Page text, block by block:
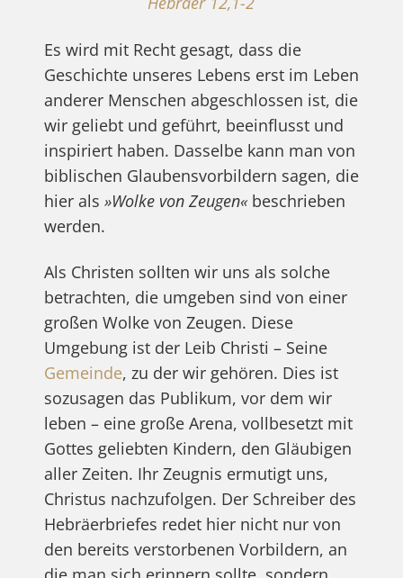
Es wird mit Recht gesagt, dass die
Geschichte unseres Lebens erst im Leben
anderer Menschen abgeschlossen ist, die
wir geliebt und geführt, beeinflusst und
inspiriert haben. Dasselbe kann man von
biblischen Glaubensvorbildern sagen, die
hier als »Wolke von Zeugen«beschrieben
werden.
Als Christen sollten wir uns als solche
betrachten, die umgeben sind von einer
großen Wolke von Zeugen. Diese
Umgebung ist der Leib Christi – Seine
Gemeinde, zu der wir gehören. Dies ist
sozusagen das Publikum, vor dem wir
leben – eine große Arena, vollbesetzt mit
Gottes geliebten Kindern, den Gläubigen
aller Zeiten. Ihr Zeugnis ermutigt uns,
Christus nachzufolgen. Der Schreiber des
Hebräerbriefes redet hier nicht nur von
den bereits verstorbenen Vorbildern, an